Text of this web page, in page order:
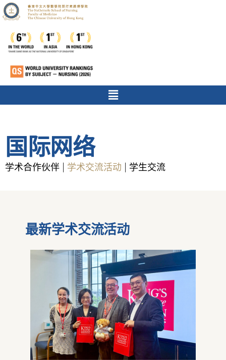
国际网络
学术合作伙伴 学术交流活动 学生交流
最新学术交流活动